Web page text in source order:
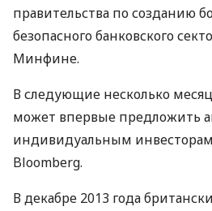
правительства по созданию
безопасного банковского
Минфине.
В следующие несколько
может впервые предложить
индивидуальным
Bloomberg.
В декабре 2013 года